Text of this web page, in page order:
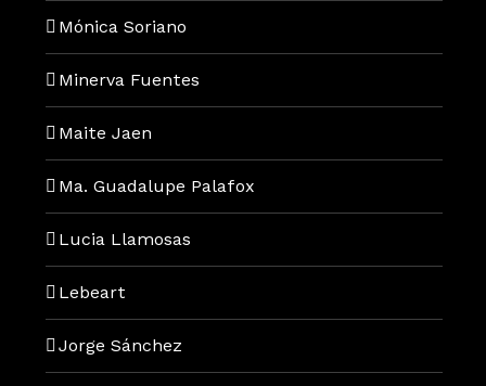
Mónica Soriano
Minerva Fuentes
Maite Jaen
Ma. Guadalupe Palafox
Lucia Llamosas
Lebeart
Jorge Sánchez